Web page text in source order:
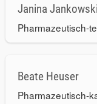
Janina Jankowski
Pharmazeutisch-
Beate Heuser
Pharmazeutisch-